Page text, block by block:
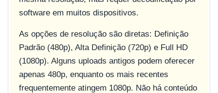
software em muitos dispositivos.
As opções de resolução são diretas: Definição
Padrão (480p), Alta Definição (720p) e Full HD
(1080p). Alguns uploads antigos podem oferecer
apenas 480p, enquanto os mais recentes
frequentemente atingem 1080p. Não há conteúdo